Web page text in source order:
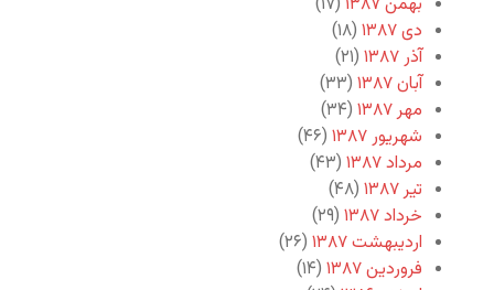
دی ۱۳۸۷
(۱۸)
آذر ۱۳۸۷
(۲۱)
آبان ۱۳۸۷
(۳۳)
مهر ۱۳۸۷
(۳۴)
شهریور ۱۳۸۷
(۴۶)
مرداد ۱۳۸۷
(۴۳)
تیر ۱۳۸۷
(۴۸)
خرداد ۱۳۸۷
(۲۹)
اردیبهشت ۱۳۸۷
(۲۶)
فروردین ۱۳۸۷
(۱۴)